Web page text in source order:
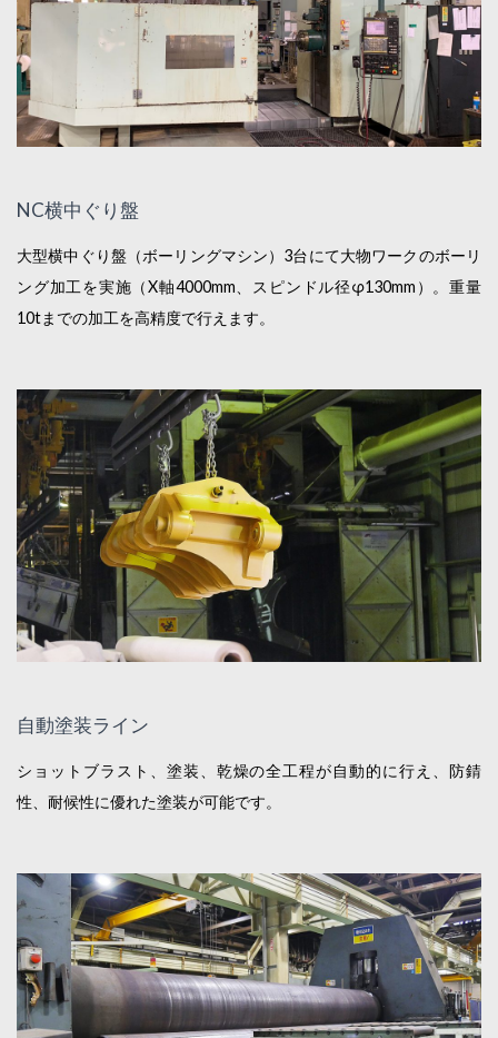
NC横中ぐり盤
大型横中ぐり盤（ボーリングマシン）3台にて大物ワークのボーリ
ング加工を実施（X軸4000mm、スピンドル径φ130mm）。重量
10tまでの加工を高精度で行えます。
自動塗装ライン
ショットブラスト、塗装、乾燥の全工程が自動的に行え、防錆
性、耐候性に優れた塗装が可能です。